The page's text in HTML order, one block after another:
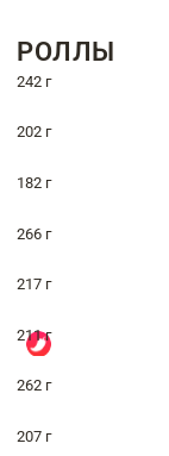
РОЛЛЫ
242 г
202 г
182 г
266 г
217 г
211 г
262 г
207 г